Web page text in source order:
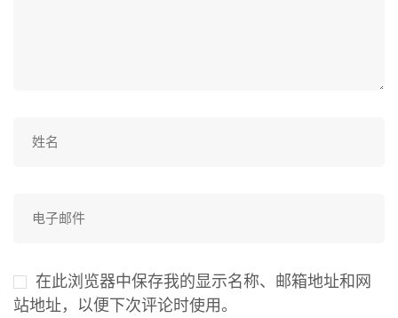
在此浏览器中保存我的显示名称、邮箱地址和网
站地址，以便下次评论时使用。